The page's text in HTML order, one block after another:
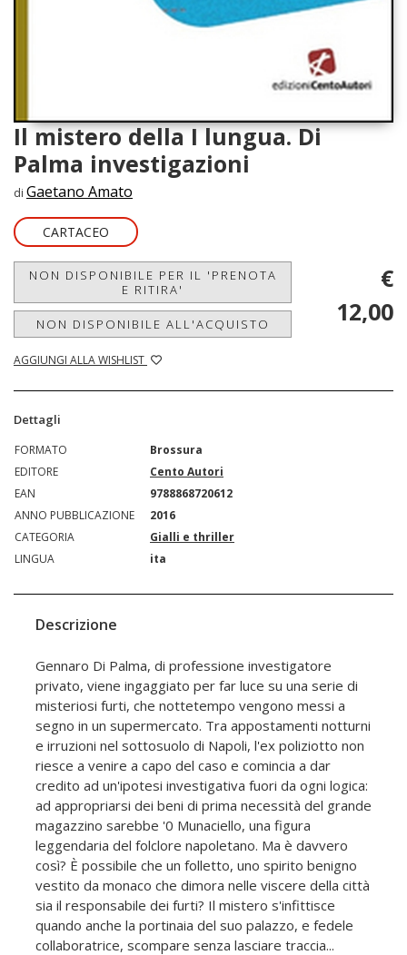
Il mistero della I lungua. Di
Palma investigazioni
di Gaetano Amato
CARTACEO
NON DISPONIBILE PER IL 'PRENOTA
E RITIRA'
NON DISPONIBILE ALL'ACQUISTO
AGGIUNGI ALLA WISHLIST
€
12,00
Dettagli
FORMATO
Brossura
EDITORE
Cento Autori
EAN
9788868720612
ANNO PUBBLICAZIONE
2016
CATEGORIA
Gialli e thriller
LINGUA
ita
Descrizione
Gennaro Di Palma, di professione investigatore
privato, viene ingaggiato per far luce su una serie di
misteriosi furti, che nottetempo vengono messi a
segno in un supermercato. Tra appostamenti notturni
e irruzioni nel sottosuolo di Napoli, l'ex poliziotto non
riesce a venire a capo del caso e comincia a dar
credito ad un'ipotesi investigativa fuori da ogni logica:
ad appropriarsi dei beni di prima necessità del grande
magazzino sarebbe '0 Munaciello, una figura
leggendaria del folclore napoletano. Ma è davvero
così? È possibile che un folletto, uno spirito benigno
vestito da monaco che dimora nelle viscere della città
sia il responsabile dei furti? Il mistero s'infittisce
quando anche la portinaia del suo palazzo, e fedele
collaboratrice, scompare senza lasciare traccia...